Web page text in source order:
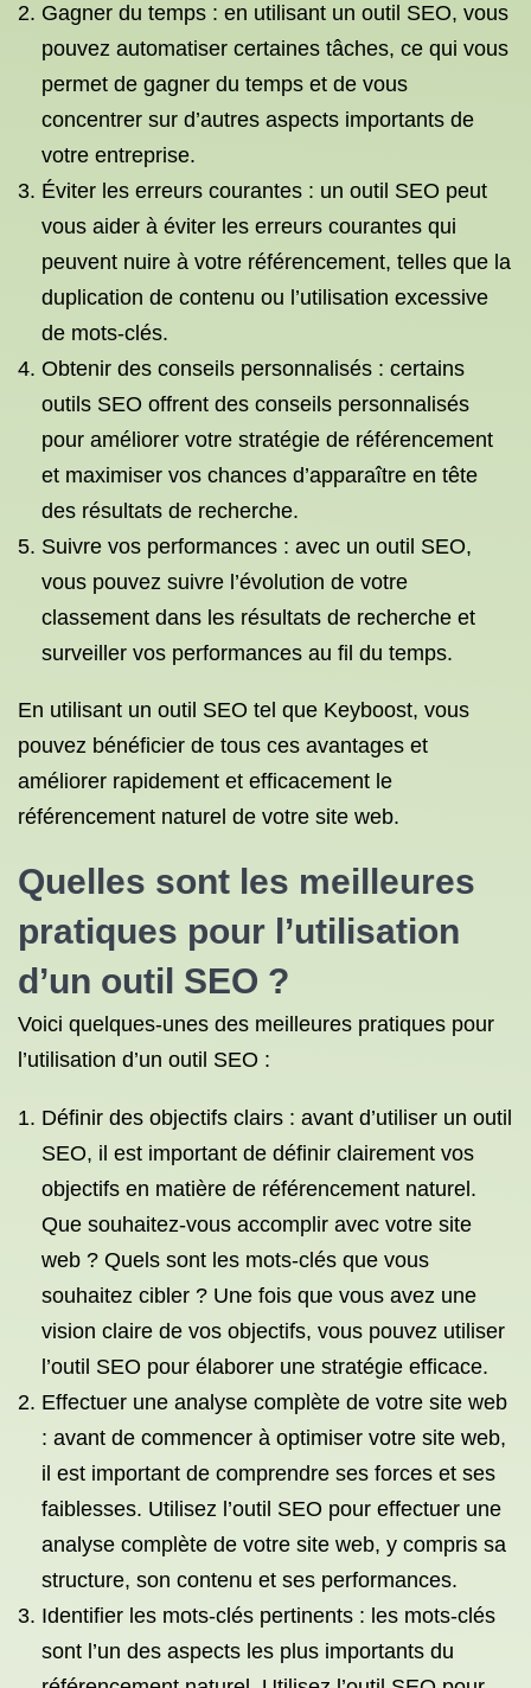
Gagner du temps : en utilisant un outil SEO, vous
pouvez automatiser certaines tâches, ce qui vous
permet de gagner du temps et de vous
concentrer sur d’autres aspects importants de
votre entreprise.
Éviter les erreurs courantes : un outil SEO peut
vous aider à éviter les erreurs courantes qui
peuvent nuire à votre référencement, telles que la
duplication de contenu ou l’utilisation excessive
de mots-clés.
Obtenir des conseils personnalisés : certains
outils SEO offrent des conseils personnalisés
pour améliorer votre stratégie de référencement
et maximiser vos chances d’apparaître en tête
des résultats de recherche.
Suivre vos performances : avec un outil SEO,
vous pouvez suivre l’évolution de votre
classement dans les résultats de recherche et
surveiller vos performances au fil du temps.
En utilisant un outil SEO tel que Keyboost, vous
pouvez bénéficier de tous ces avantages et
améliorer rapidement et efficacement le
référencement naturel de votre site web.
Quelles sont les meilleures
pratiques pour l’utilisation
d’un outil SEO ?
Voici quelques-unes des meilleures pratiques pour
l’utilisation d’un outil SEO :
Définir des objectifs clairs : avant d’utiliser un outil
SEO, il est important de définir clairement vos
objectifs en matière de référencement naturel.
Que souhaitez-vous accomplir avec votre site
web ? Quels sont les mots-clés que vous
souhaitez cibler ? Une fois que vous avez une
vision claire de vos objectifs, vous pouvez utiliser
l’outil SEO pour élaborer une stratégie efficace.
Effectuer une analyse complète de votre site web
: avant de commencer à optimiser votre site web,
il est important de comprendre ses forces et ses
faiblesses. Utilisez l’outil SEO pour effectuer une
analyse complète de votre site web, y compris sa
structure, son contenu et ses performances.
Identifier les mots-clés pertinents : les mots-clés
sont l’un des aspects les plus importants du